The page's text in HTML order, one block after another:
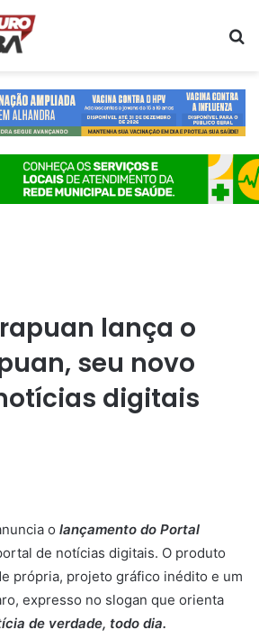
lança o
seu novo
digitais
o lançamento do Portal
de notícias digitais. O produto
própria, projeto gráfico inédito e um
expresso no slogan que orienta
de verdade, todo dia.